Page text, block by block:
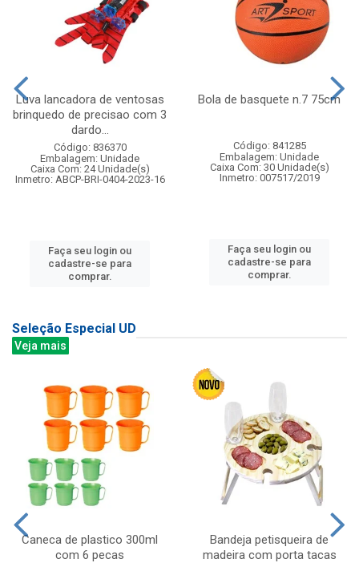
Luva lancadora de ventosas
brinquedo de precisao com 3
dardo...
Código: 836370
Embalagem: Unidade
Caixa Com: 24 Unidade(s)
Inmetro: ABCP-BRI-0404-2023-16
Faça seu login ou
cadastre-se para
comprar.
Bola de basquete n.7 75cm
Código: 841285
Embalagem: Unidade
Caixa Com: 30 Unidade(s)
Inmetro: 007517/2019
Faça seu login ou
cadastre-se para
comprar.
Seleção Especial UD
Veja mais
Caneca de plastico 300ml
com 6 pecas
Bandeja petisqueira de
madeira com porta tacas